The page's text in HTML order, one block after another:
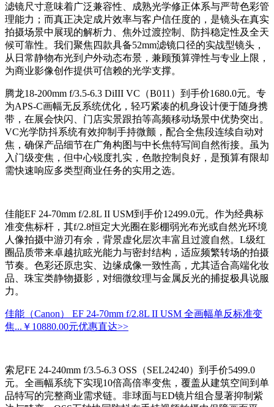
滤镜尺寸意味着广泛兼容性、成熟光学修正体系与严苛色彩管
理能力；而真正决定成片效率与客户信任度的，是镜头在真实
拍摄场景中展现的解析力、焦外过渡控制、防抖稳定性及全天
候可靠性。我们聚焦四款具备52mm滤镜口径的实战型镜头，
从日常静物布光到户外动态布景，兼顾预算弹性与专业上限，
为商业影像创作提供可信赖的光学支撑。
腾龙18-200mm f/3.5-6.3 DiIII VC（B011）到手价1680.0元。专
为APS-C画幅无反系统优化，轻巧紧凑的机身设计便于随身携
带，在展会快闪、门店实景跟拍等高频移动场景中优势突出。
VC光学防抖系统有效抑制手持微颤，配合全焦段连续自动对
焦，确保产品细节在广角构图与中长焦特写间自然衔接。虽为
入门级变焦，但中心锐度扎实，色散控制良好，是预算有限却
需快速响应多类型商业任务的实用之选。
佳能EF 24-70mm f/2.8L II USM到手价12499.0元。作为经典标
准变焦标杆，其f/2.8恒定大光圈在影棚弱光布光或自然光环境
人像拍摄中游刃有余，背景虚化层次丰富且过渡自然。L级红
圈品质带来卓越抗眩光能力与密封结构，适应频繁转场的拍摄
节奏。色彩还原忠实、边缘成像一致性高，尤其适合高端化妆
品、珠宝类静物摄影，对细微纹理与金属反光的捕捉极具说服
力。
佳能（Canon） EF 24-70mm f/2.8L II USM 全画幅单反标准变
焦... ￥10880.00元优惠直达>>
索尼FE 24-240mm f/3.5-6.3 OSS（SEL24240）到手价5499.0
元。全画幅系统下实现10倍高倍率变焦，覆盖从建筑空间到单
品特写的完整商业需求链。非球面与ED镜片组合显著抑制紫